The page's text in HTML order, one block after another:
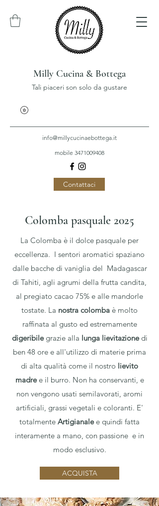
Milly Cucina & Bottega
Tali piaceri son solo da gustare
info@millycucinaebottega.it
mobile 3471009408
Contattaci
Colomba pasquale 2025
La Colomba è il dolce pasquale per
eccellenza. I sentori aromatici spaziano
dalle bacche di vaniglia del Madagascar
di Tahiti, agli agrumi della frutta candita,
al pregiato cacao 75% e alle mandorle
tostate. La nostra colomba è molto
raffinata al gusto ed estremamente
digeribile grazie alla lunga lievitazionedi
ben 48 ore e all'utilizzo di materie prima
di alta qualità come il nostro lievito
madree il burro. Non ha conservanti, e
non vengono usati semilavorati, aromi
artificiali, grassi vegetali e coloranti. E'
totalmente Artigianalee quindi fatta
interamente a mano, con passione e in
modo esclusivo.
ACQUISTA